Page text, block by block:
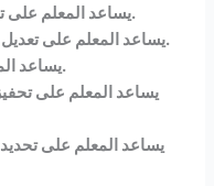
يساعد المعلم على تقييم كل طالب ومعرفة مكانه وكيف نما.
يساعد المعلم على تعديل طريقته في التعلم حسب طلب المتعلم.
يساعد المعلم على حل مشاكل التعلم لكل طالب.
يساعد المعلم على
يساعد المعلم على